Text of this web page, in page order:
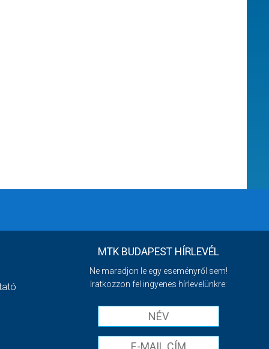
MTK BUDAPEST HÍRLEVÉL
Ne maradjon le egy eseményről sem!
Iratkozzon fel ingyenes hírlevelünkre: